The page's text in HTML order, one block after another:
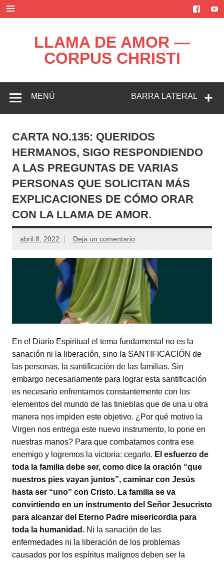
contenido
LLAMA DE AMOR —
CORPUS CHRISTI
BARRA LATERAL
MENÚ
CARTA NO.135: QUERIDOS
HERMANOS, SIGO RESPONDIENDO
A LAS PREGUNTAS DE VARIAS
PERSONAS QUE SOLICITAN MÁS
EXPLICACIONES DE CÓMO ORAR
CON LA LLAMA DE AMOR.
abril 8, 2022 Deja un comentario
En el Diario Espiritual el tema fundamental no es la
sanación ni la liberación, sino la SANTIFICACIÓN de
las personas, la santificación de las familias. Sin
embargo necesariamente para lograr esta santificación
es necesario enfrentarnos constantemente con los
elementos del mundo de las tinieblas que de una u otra
manera nos impiden este objetivo. ¿Por qué motivo la
Virgen nos entrega este nuevo instrumento, lo pone en
nuestras manos? Para que combatamos contra ese
enemigo y logremos la victoria: cegarlo. El esfuerzo de
toda la familia debe ser, como dice la oración “que
nuestros pies vayan juntos”, caminar con Jesús
hasta ser “uno” con Cristo. La familia se va
convirtiendo en un instrumento del Señor Jesucristo
para alcanzar del Eterno Padre misericordia para
toda la humanidad. Ni la sanación de las
enfermedades ni la liberación de los problemas
causados por los espíritus malignos deben ser la